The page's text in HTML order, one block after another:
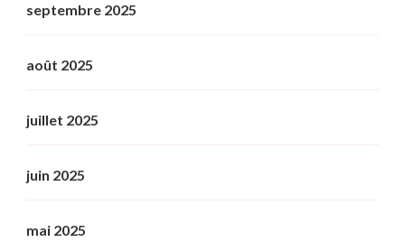
septembre 2025
août 2025
juillet 2025
juin 2025
mai 2025